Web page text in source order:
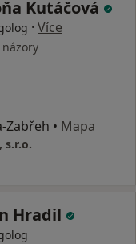
Kutáčová
· Více
názory
Zabřeh • Mapa
s.r.o.
Hradil